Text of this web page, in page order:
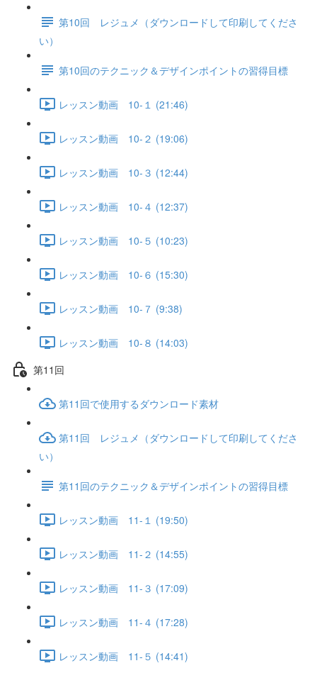
第10回 レジュメ（ダウンロードして印刷してくださ
い）
第10回のテクニック＆デザインポイントの習得目標
レッスン動画 10-１ (21:46)
レッスン動画 10-２ (19:06)
レッスン動画 10-３ (12:44)
レッスン動画 10-４ (12:37)
レッスン動画 10-５ (10:23)
レッスン動画 10-６ (15:30)
レッスン動画 10-７ (9:38)
レッスン動画 10-８ (14:03)
第11回
第11回で使用するダウンロード素材
第11回 レジュメ（ダウンロードして印刷してくださ
い）
第11回のテクニック＆デザインポイントの習得目標
レッスン動画 11-１ (19:50)
レッスン動画 11-２ (14:55)
レッスン動画 11-３ (17:09)
レッスン動画 11-４ (17:28)
レッスン動画 11-５ (14:41)